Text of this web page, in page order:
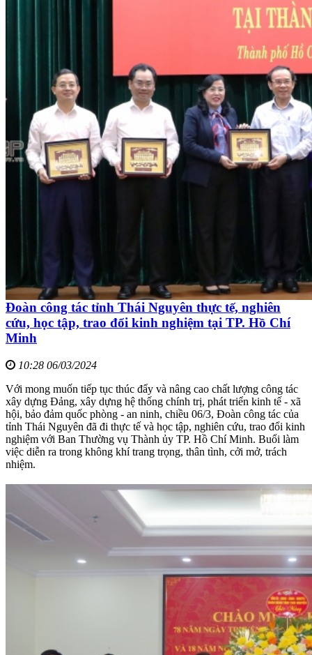
Đoàn công tác tỉnh Thái Nguyên thực tế, nghiên
cứu, học tập, trao đổi kinh nghiệm tại TP. Hồ Chí
Minh
10:28 06/03/2024
Với mong muốn tiếp tục thúc đẩy và nâng cao chất lượng công tác
xây dựng Đảng, xây dựng hệ thống chính trị, phát triển kinh tế - xã
hội, bảo đảm quốc phòng - an ninh, chiều 06/3, Đoàn công tác của
tỉnh Thái Nguyên đã đi thực tế và học tập, nghiên cứu, trao đổi kinh
nghiệm với Ban Thường vụ Thành ủy TP. Hồ Chí Minh. Buổi làm
việc diễn ra trong không khí trang trọng, thân tình, cởi mở, trách
nhiệm.